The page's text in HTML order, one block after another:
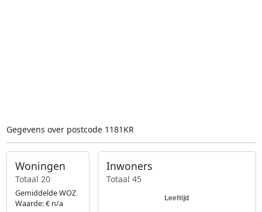
Gegevens over postcode 1181KR
Woningen
Totaal 20
Gemiddelde WOZ
Waarde: € n/a
Inwoners
Totaal 45